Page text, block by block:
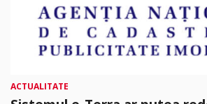
ACTUALITATE